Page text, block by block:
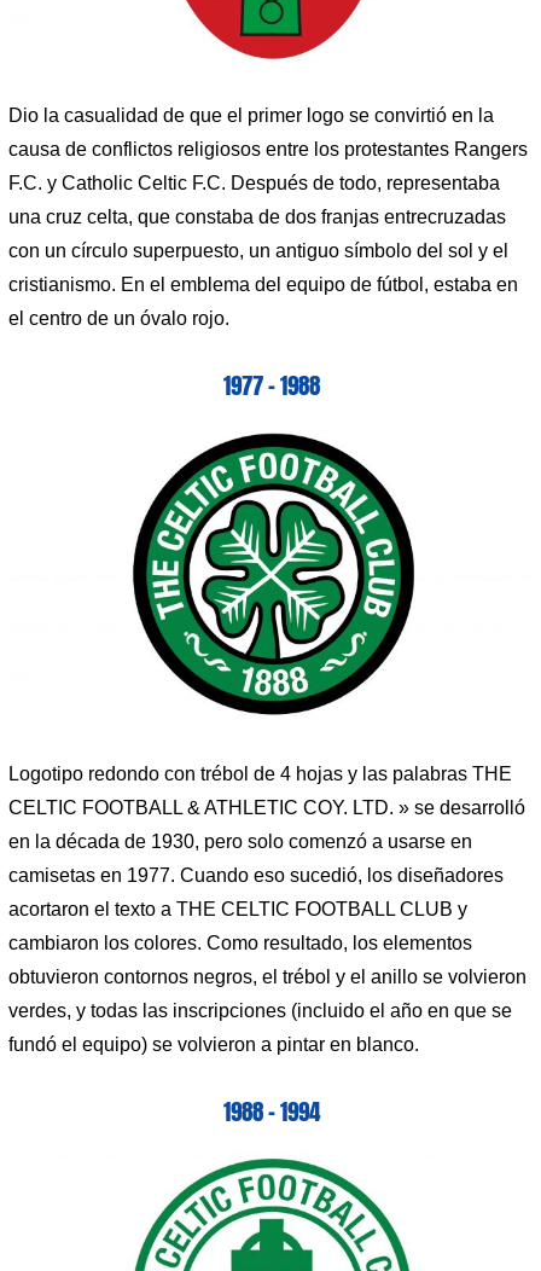
Dio la casualidad de que el primer logo se convirtió en la
causa de conflictos religiosos entre los protestantes Rangers
F.C. y Catholic Celtic F.C. Después de todo, representaba
una cruz celta, que constaba de dos franjas entrecruzadas
con un círculo superpuesto, un antiguo símbolo del sol y el
cristianismo. En el emblema del equipo de fútbol, ​​estaba en
el centro de un óvalo rojo.
1977 – 1988
Logotipo redondo con trébol de 4 hojas y las palabras THE
CELTIC FOOTBALL & ATHLETIC COY. LTD. » se desarrolló
en la década de 1930, pero solo comenzó a usarse en
camisetas en 1977. Cuando eso sucedió, los diseñadores
acortaron el texto a THE CELTIC FOOTBALL CLUB y
cambiaron los colores. Como resultado, los elementos
obtuvieron contornos negros, el trébol y el anillo se volvieron
verdes, y todas las inscripciones (incluido el año en que se
fundó el equipo) se volvieron a pintar en blanco.
1988 – 1994